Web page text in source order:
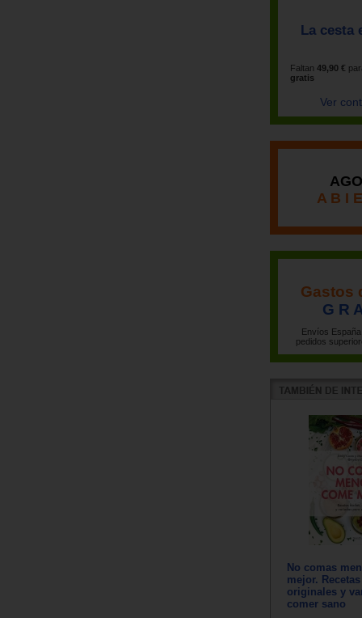
La cesta
Faltan 49,90 €
gratis
Ver
A B I
Gastos
G R
Envíos
pedidos
No comas
mejor.
originales y
comer sano